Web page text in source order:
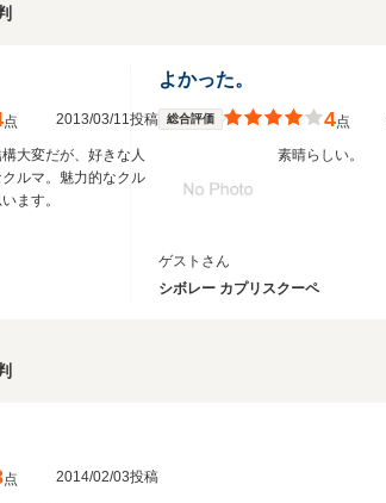
点 2013/03/11投稿
大変だが、好きな人
ルマ。魅力的なクル
ます。
よかった。
総合評価 4点
素晴らしい。
ゲストさん
シボレー カプリスクーペ
点 2014/02/03投稿